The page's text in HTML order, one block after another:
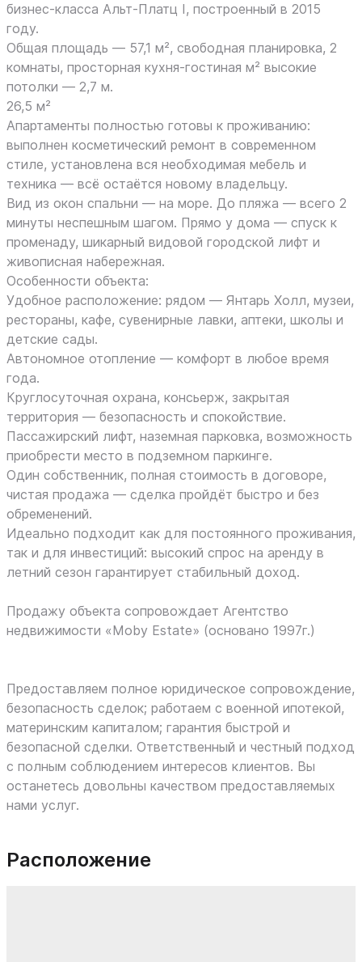
бизнес-класса Альт-Платц I, построенный в 2015
году.
Общая площадь — 57,1 м², свободная планировка, 2
комнаты, просторная кухня-гостиная м² высокие
потолки — 2,7 м.
26,5 м²
Апартаменты полностью готовы к проживанию:
выполнен косметический ремонт в современном
стиле, установлена вся необходимая мебель и
техника — всё остаётся новому владельцу.
Вид из окон спальни — на море. До пляжа — всего 2
минуты неспешным шагом. Прямо у дома — спуск к
променаду, шикарный видовой городской лифт и
живописная набережная.
Особенности объекта:
Удобное расположение: рядом — Янтарь Холл, музеи,
рестораны, кафе, сувенирные лавки, аптеки, школы и
детские сады.
Автономное отопление — комфорт в любое время
года.
Круглосуточная охрана, консьерж, закрытая
территория — безопасность и спокойствие.
Пассажирский лифт, наземная парковка, возможность
приобрести место в подземном паркинге.
Один собственник, полная стоимость в договоре,
чистая продажа — сделка пройдёт быстро и без
обременений.
Идеально подходит как для постоянного проживания,
так и для инвестиций: высокий спрос на аренду в
летний сезон гарантирует стабильный доход.
Продажу объекта сопровождает Агентство
недвижимости «Moby Estate» (основано 1997г.)
Предоставляем полное юридическое сопровождение,
безопасность сделок; работаем с военной ипотекой,
материнским капиталом; гарантия быстрой и
безопасной сделки. Ответственный и честный подход
с полным соблюдением интересов клиентов. Вы
останетесь довольны качеством предоставляемых
нами услуг.
Расположение